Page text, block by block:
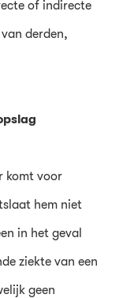
of indirecte
derden,
komt voor
hem niet
in het geval
ziekte van een
geen